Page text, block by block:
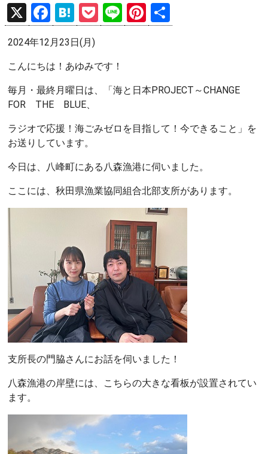
X
F
a
ce
b
o
o
k
H
at
e
n
a
P
o
et
Li
n
Pi
nt
t
有
2024年12月23日(月)
こんにちは！あゆみです！
毎月・最終月曜日は、「海と日本PROJECT～CHANGE
FOR THE BLUE、
ラジオで応援！海ごみゼロを目指して！今できること」を
お送りしています。
今日は、八峰町にある八森漁港に伺いました。
ここには、秋田県漁業協同組合北部支所があります。
支所長の門脇さんにお話を伺いました！
八森漁港の岸壁には、こちらの大きな看板が設置されてい
ます。